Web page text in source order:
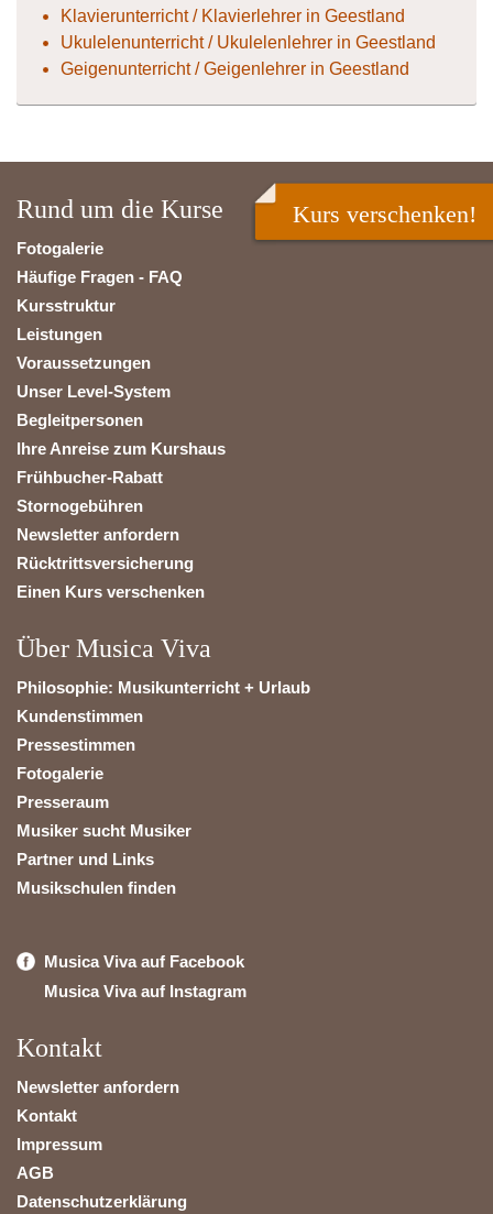
Klavierunterricht / Klavierlehrer in Geestland
Ukulelenunterricht / Ukulelenlehrer in Geestland
Geigenunterricht / Geigenlehrer in Geestland
Rund um die Kurse
Fotogalerie
Häufige Fragen - FAQ
Kursstruktur
Leistungen
Voraussetzungen
Unser Level-System
Begleitpersonen
Ihre Anreise zum Kurshaus
Frühbucher-Rabatt
Stornogebühren
Newsletter anfordern
Rücktrittsversicherung
Einen Kurs verschenken
Über Musica Viva
Philosophie: Musikunterricht + Urlaub
Kundenstimmen
Pressestimmen
Fotogalerie
Presseraum
Musiker sucht Musiker
Partner und Links
Musikschulen finden
Musica Viva auf Facebook
Musica Viva auf Instagram
Kontakt
Newsletter anfordern
Kontakt
Impressum
AGB
Datenschutzerklärung
Kurs verschenken!